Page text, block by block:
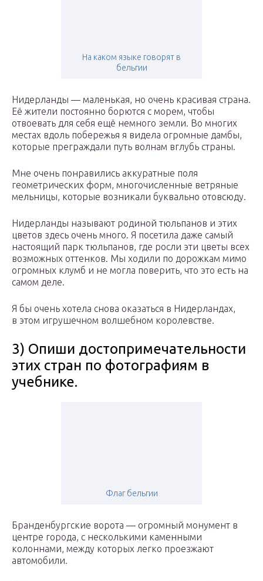
На каком языке говорят в
бельгии
Нидерланды — маленькая, но очень красивая страна.
Её жители постоянно борются с морем, чтобы
отвоевать для себя ещё немного земли. Во многих
местах вдоль побережья я видела огромные дамбы,
которые преграждали путь волнам вглубь страны.
Мне очень понравились аккуратные поля
геометрических форм, многочисленные ветряные
мельницы, которые возникали буквально отовсюду.
Нидерланды называют родиной тюльпанов и этих
цветов здесь очень много. Я посетила даже самый
настоящий парк тюльпанов, где росли эти цветы всех
возможных оттенков. Мы ходили по дорожкам мимо
огромных клумб и не могла поверить, что это есть на
самом деле.
Я бы очень хотела снова оказаться в Нидерландах,
в этом игрушечном волшебном королевстве.
3) Опиши достопримечательности
этих стран по фотографиям в
учебнике.
Флаг бельгии
Бранденбургские ворота — огромный монумент в
центре города, с несколькими каменными
колоннами, между которых легко проезжают
автомобили.